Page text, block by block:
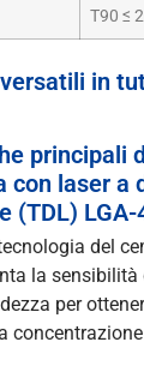
T90 ≤
in
principali
con laser a
(TDL) LGA-
del
la sensibilità
per